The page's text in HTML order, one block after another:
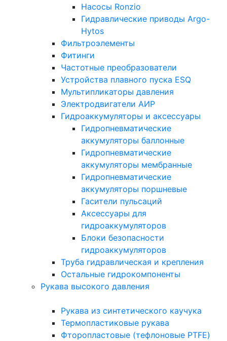
Насосы Ronzio
Гидравлические приводы Argo-
Hytos
Фильтроэлементы
Фитинги
Частотные преобразователи
Устройства плавного пуска ESQ
Мультипликаторы давления
Электродвигатели АИР
Гидроаккумуляторы и аксессуары
Гидропневматические
аккумуляторы баллонные
Гидропневматические
аккумуляторы мембранные
Гидропневматические
аккумуляторы поршневые
Гасители пульсаций
Аксессуары для
гидроаккумуляторов
Блоки безопасности
гидроаккумуляторов
Труба гидравлическая и крепления
Остальные гидрокомпоненты
Рукава высокого давления
Рукава из синтетического каучука
Термопластиковые рукава
Фторопластовые (тефлоновые PTFE)